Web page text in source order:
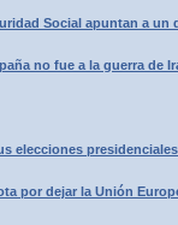
Social apuntan a un
no fue a la guerra de
elecciones
por dejar la Unión